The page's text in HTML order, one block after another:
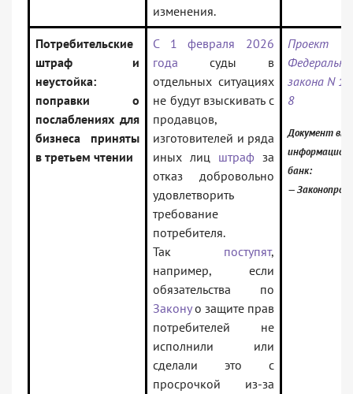
изменения.
Потребительские
штраф и
неустойка:
поправки о
послаблениях для
бизнеса приняты
в третьем чтении
С 1 февраля 2026
года суды в
отдельных ситуациях
не будут взыскивать с
продавцов,
изготовителей и ряда
иных лиц штраф за
отказ добровольно
удовлетворить
требование
потребителя.
Так поступят,
например, если
обязательства по
Законуо защите прав
потребителей не
исполнили или
сделали это с
просрочкой из-за
Проект
закона N
8
Документ
банк:
—